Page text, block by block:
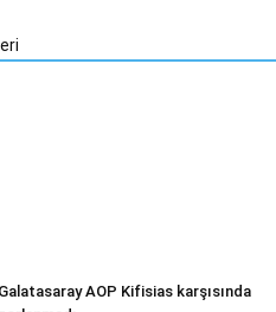
Galatasaray AOP Kifisias karşısında